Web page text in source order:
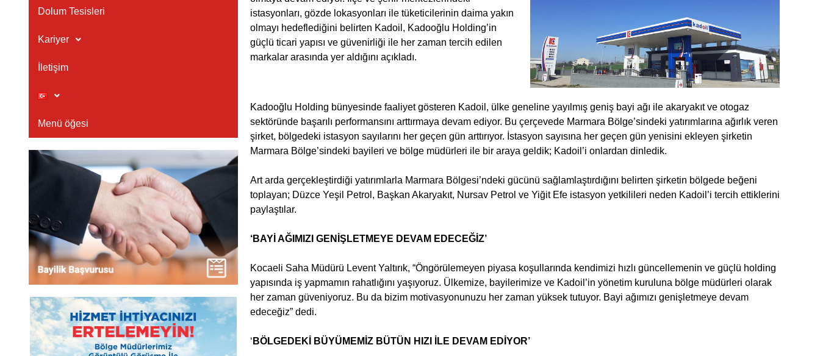
Dolum Tesisleri
Kariyer
İletişim
Menü öğesi
istasyonları, gözde lokasyonları ile tüketicilerinin daima yakın
olmayı hedeflediğini belirten Kadoil, Kadooğlu Holding’in
güçlü ticari yapısı ve güvenirliği ile her zaman tercih edilen
markalar arasında yer aldığını açıkladı.
Kadooğlu Holding bünyesinde faaliyet gösteren Kadoil, ülke geneline yayılmış geniş bayi ağı ile akaryakıt ve otogaz
sektöründe başarılı performansını arttırmaya devam ediyor. Bu çerçevede Marmara Bölge’sindeki yatırımlarına ağırlık veren
şirket, bölgedeki istasyon sayılarını her geçen gün arttırıyor. İstasyon sayısına her geçen gün yenisini ekleyen şirketin
Marmara Bölge’sindeki bayileri ve bölge müdürleri ile bir araya geldik; Kadoil’i onlardan dinledik.
Art arda gerçekleştirdiği yatırımlarla Marmara Bölgesi’ndeki gücünü sağlamlaştırdığını belirten şirketin bölgede beğeni
toplayan; Düzce Yeşil Petrol, Başkan Akaryakıt, Nursav Petrol ve Yiğit Efe istasyon yetkilileri neden Kadoil’i tercih ettiklerini
paylaştılar.
‘BAYİ AĞIMIZI GENİŞLETMEYE DEVAM EDECEĞİZ’
Kocaeli Saha Müdürü Levent Yaltırık, “Öngörülemeyen piyasa koşullarında kendimizi hızlı güncellemenin ve güçlü holding
yapısında iş yapmamın rahatlığını yaşıyoruz. Ülkemize, bayilerimize ve Kadoil’in yönetim kuruluna bölge müdürleri olarak
her zaman güveniyoruz. Bu da bizim motivasyonunuzu her zaman yüksek tutuyor. Bayi ağımızı genişletmeye devam
edeceğiz” dedi.
‘ BÖLGEDEKİ BÜYÜMEMİZ BÜTÜN HIZI İLE DEVAM EDİYOR’